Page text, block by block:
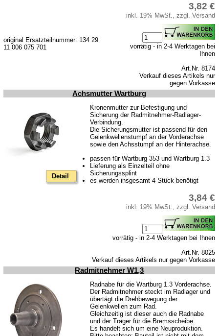
original Ersatzteilnummer: 134 29
11 006 075 701
3,82 €
inkl. 19% MwSt., zzgl. Versand
vorrätig - in 2-4 Werktagen bei
Ihnen
Art.Nr. 8174
Verkauf dieses Artikels nur
gegen Vorkasse
Achsmutter Wartburg
Detail
Kronenmutter zur Befestigung und
Sicherung der Radmitnehmer-Radlager-
Verbindung.
Die Sicherungsmutter ist passend für den
Gelenkwellenstumpf an der Vorderachse
sowie den Achsstumpf an der Hinterachse.
passen für Wartburg 353 und Wartburg 1.3
Lieferung als Einzelteil ohne
Sicherungssplint
es werden insgesamt 4 Stück benötigt
3,84 €
inkl. 19% MwSt., zzgl. Versand
vorrätig - in 2-4 Werktagen bei Ihnen
Art.Nr. 8025
Verkauf dieses Artikels nur gegen Vorkasse
Radmitnehmer W1,3
Radnabe für die Wartburg 1.3 Vorderachse.
Der Radmitnehmer steckt im Radlager und
übertägt die Drehbewegung der
Gelenkwellen zum Rad.
Gleichzeitig ist dieser auch die Radnabe
und der Träger für die Bremsscheibe.
Es handelt sich um eine Neuproduktion.